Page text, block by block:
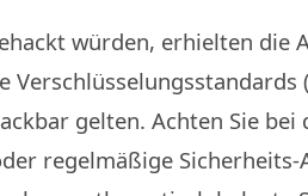
würden, erhielten die
gelten. Achten Sie bei
regelmäßige